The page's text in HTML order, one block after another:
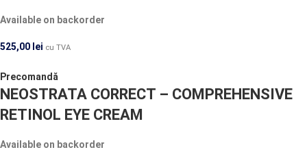
Available on backorder
525,00 lei cu TVA
Precomandă
NEOSTRATA CORRECT – COMPREHENSIVE
RETINOL EYE CREAM
Available on backorder